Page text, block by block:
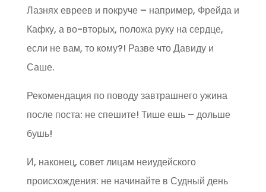
Лазнях евреев и покруче – например, Фрейда и
Кафку, а во-вторых, положа руку на сердце,
если не вам, то кому?! Разве что Давиду и
Саше.
Рекомендация по поводу завтрашнего ужина
после поста: не спешите! Тише ешь – дольше
бушь!
И, наконец, совет лицам неиудейского
происхождения: не начинайте в Судный день